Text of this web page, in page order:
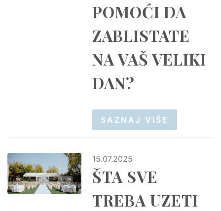
POMOĆI DA
ZABLISTATE
NA VAŠ VELIKI
DAN?
SAZNAJ VIŠE
15.07.2025
ŠTA SVE
TREBA UZETI